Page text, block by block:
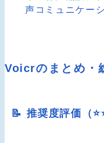
声コミュニケー
Voicrのまとめ・
📝 推奨度評価（